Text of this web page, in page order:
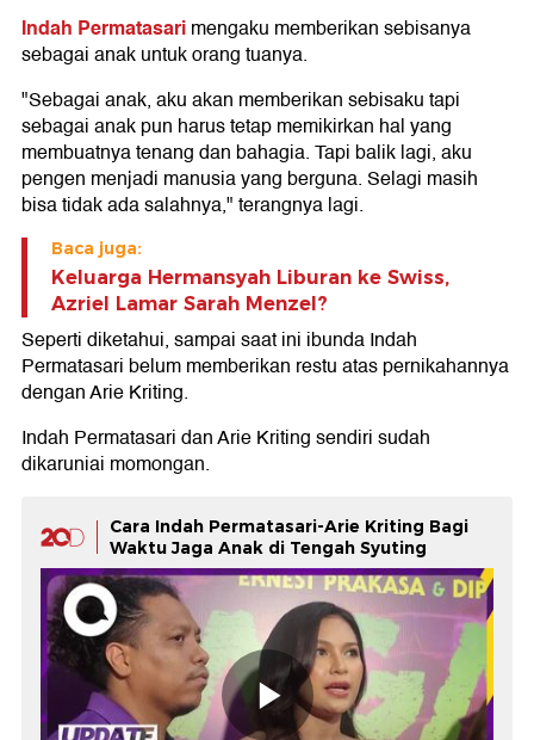
Indah Permatasarimengaku memberikan sebisanya
sebagai anak untuk orang tuanya.
"Sebagai anak, aku akan memberikan sebisaku tapi
sebagai anak pun harus tetap memikirkan hal yang
membuatnya tenang dan bahagia. Tapi balik lagi, aku
pengen menjadi manusia yang berguna. Selagi masih
bisa tidak ada salahnya," terangnya lagi.
Baca juga:
Keluarga Hermansyah Liburan ke Swiss,
Azriel Lamar Sarah Menzel?
Seperti diketahui, sampai saat ini ibunda Indah
Permatasari belum memberikan restu atas pernikahannya
dengan Arie Kriting.
Indah Permatasari dan Arie Kriting sendiri sudah
dikaruniai momongan.
Cara Indah Permatasari-Arie Kriting Bagi
Waktu Jaga Anak di Tengah Syuting